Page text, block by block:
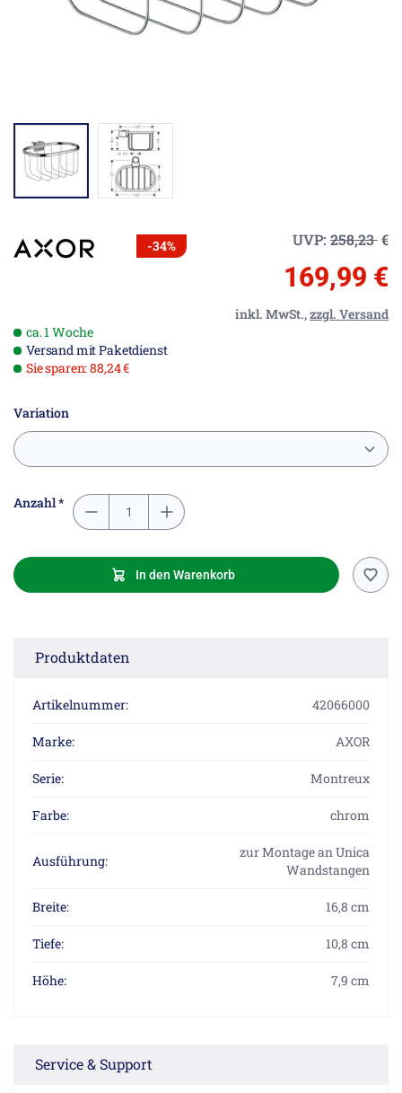
-34% UVP: 258,23€
169,99 €
inkl. MwSt.,zzgl. Versand
ca. 1 Woche
Versand mit Paketdienst
Sie sparen: 88,24 €
Variation
Anzahl *
In den Warenkorb
Produktdaten
Artikelnummer: 42066000
Marke: AXOR
Serie: Montreux
Farbe: chrom
Ausführung:
zur Montage an Unica
Wandstangen
Breite: 16,8 cm
Tiefe: 10,8 cm
Höhe: 7,9 cm
Service & Support